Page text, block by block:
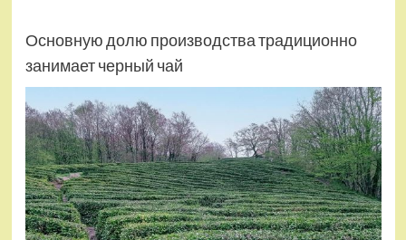
Основную долю производства традиционно
занимает черный чай